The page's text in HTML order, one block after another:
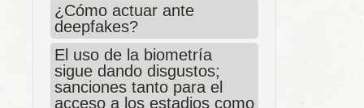
¿Cómo actuar ante
deepfakes?
El uso de la biometría
sigue dando disgustos;
sanciones tanto para el
acceso a los estadios como